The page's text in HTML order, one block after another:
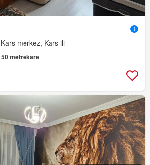
merkez, Kars ili
50 metrekare